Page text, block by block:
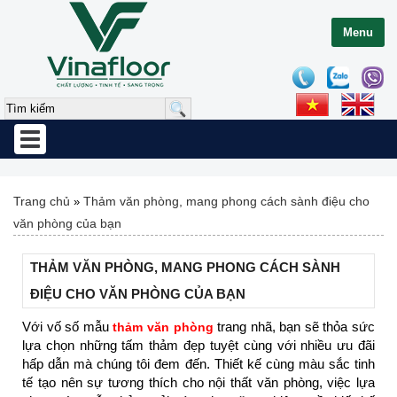
Menu
Toggle
navigation
Trang chủ » Thảm văn phòng, mang phong cách sành điệu cho
văn phòng của bạn
THẢM VĂN PHÒNG, MANG PHONG CÁCH SÀNH
ĐIỆU CHO VĂN PHÒNG CỦA BẠN
Với vố số mẫuthảm văn phòng trang nhã, bạn sẽ thỏa sức
lựa chọn những tấm thảm đẹp tuyệt cùng với nhiều ưu đãi
hấp dẫn mà chúng tôi đem đến. Thiết kế cùng màu sắc tinh
tế tạo nên sự tương thích cho nội thất văn phòng, việc lựa